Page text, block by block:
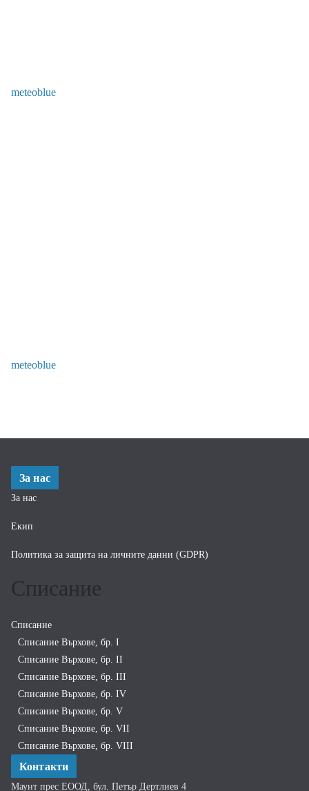
meteoblue
meteoblue
За нас
За нас
Екип
Политика за защита на личните данни (GDPR)
Списание
Списание
Списание Върхове, бр. I
Списание Върхове, бр. II
Списание Върхове, бр. III
Списание Върхове, бр. IV
Списание Върхове, бр. V
Списание Върхове, бр. VII
Списание Върхове, бр. VIII
Контакти
Маунт прес ЕООД, бул. Петър Дертлиев 4